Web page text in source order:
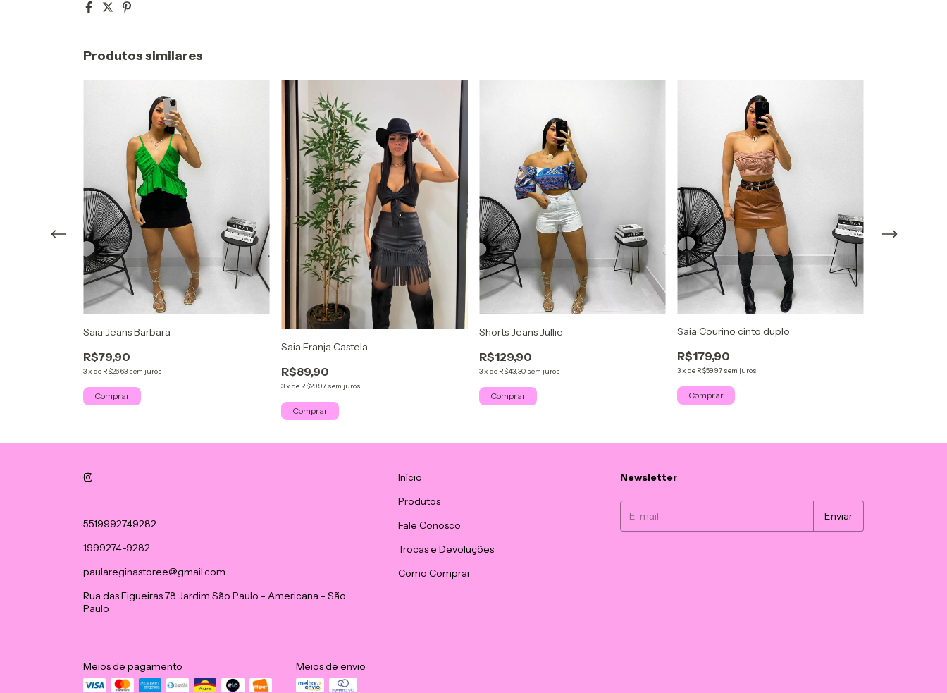
Produtos similares
Saia Jeans Barbara
R$79,90
3x de R$26,63 sem juros
Comprar
Saia Franja Castela
R$89,90
3x de R$29,97 sem juros
Comprar
Shorts Jeans Jullie
R$129,90
3x de R$43,30 sem juros
Comprar
Saia Courino cinto duplo
R$179,90
3x de R$59,97 sem juros
Comprar
5519992749282
1999274-9282
paulareginastoree@gmail.com
Rua das Figueiras 78 Jardim São Paulo - Americana - São
Paulo
Início
Produtos
Fale Conosco
Trocas e Devoluções
Como Comprar
Newsletter
Meios de pagamento Meios de envio